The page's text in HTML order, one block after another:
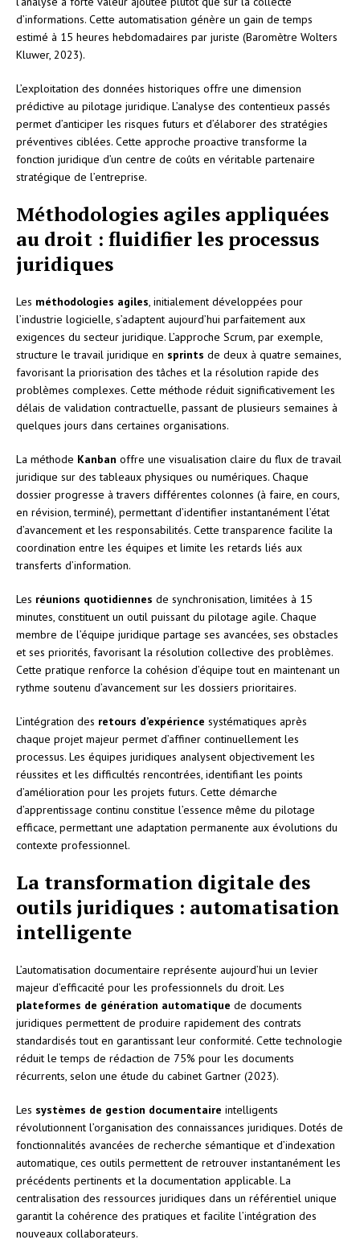
d’informations. Cette automatisation génère un gain de temps
estimé à 15 heures hebdomadaires par juriste (Baromètre Wolters
Kluwer, 2023).
L’exploitation des données historiques offre une dimension
prédictive au pilotage juridique. L’analyse des contentieux passés
permet d’anticiper les risques futurs et d’élaborer des stratégies
préventives ciblées. Cette approche proactive transforme la
fonction juridique d’un centre de coûts en véritable partenaire
stratégique de l’entreprise.
Méthodologies agiles appliquées
au droit : fluidifier les processus
juridiques
Les méthodologies agiles, initialement développées pour
l’industrie logicielle, s’adaptent aujourd’hui parfaitement aux
exigences du secteur juridique. L’approche Scrum, par exemple,
structure le travail juridique en sprints de deux à quatre semaines,
favorisant la priorisation des tâches et la résolution rapide des
problèmes complexes. Cette méthode réduit significativement les
délais de validation contractuelle, passant de plusieurs semaines à
quelques jours dans certaines organisations.
La méthode Kanban offre une visualisation claire du flux de travail
juridique sur des tableaux physiques ou numériques. Chaque
dossier progresse à travers différentes colonnes (à faire, en cours,
en révision, terminé), permettant d’identifier instantanément l’état
d’avancement et les responsabilités. Cette transparence facilite la
coordination entre les équipes et limite les retards liés aux
transferts d’information.
Les réunions quotidiennes de synchronisation, limitées à 15
minutes, constituent un outil puissant du pilotage agile. Chaque
membre de l’équipe juridique partage ses avancées, ses obstacles
et ses priorités, favorisant la résolution collective des problèmes.
Cette pratique renforce la cohésion d’équipe tout en maintenant un
rythme soutenu d’avancement sur les dossiers prioritaires.
L’intégration des retours d’expérience systématiques après
chaque projet majeur permet d’affiner continuellement les
processus. Les équipes juridiques analysent objectivement les
réussites et les difficultés rencontrées, identifiant les points
d’amélioration pour les projets futurs. Cette démarche
d’apprentissage continu constitue l’essence même du pilotage
efficace, permettant une adaptation permanente aux évolutions du
contexte professionnel.
La transformation digitale des
outils juridiques : automatisation
intelligente
L’automatisation documentaire représente aujourd’hui un levier
majeur d’efficacité pour les professionnels du droit. Les
plateformes de génération automatique de documents
juridiques permettent de produire rapidement des contrats
standardisés tout en garantissant leur conformité. Cette technologie
réduit le temps de rédaction de 75% pour les documents
récurrents, selon une étude du cabinet Gartner (2023).
Les systèmes de gestion documentaire intelligents
révolutionnent l’organisation des connaissances juridiques. Dotés de
fonctionnalités avancées de recherche sémantique et d’indexation
automatique, ces outils permettent de retrouver instantanément les
précédents pertinents et la documentation applicable. La
centralisation des ressources juridiques dans un référentiel unique
garantit la cohérence des pratiques et facilite l’intégration des
nouveaux collaborateurs.